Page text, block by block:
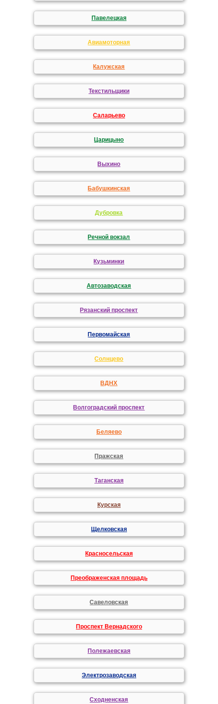
Павелецкая
Авиамоторная
Калужская
Текстильщики
Саларьево
Царицыно
Выхино
Бабушкинская
Дубровка
Речной вокзал
Кузьминки
Автозаводская
Рязанский проспект
Первомайская
Солнцево
ВДНХ
Волгоградский проспект
Беляево
Пражская
Таганская
Курская
Щелковская
Красносельская
Преображенская площадь
Савеловская
Проспект Вернадского
Полежаевская
Электрозаводская
Сходненская